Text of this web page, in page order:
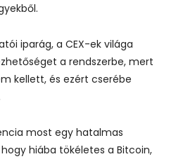
iparág, a CEX-ek világa
a rendszerbe, mert
kellett, és ezért cserébe
most egy hatalmas
hiába tökéletes a Bitcoin,